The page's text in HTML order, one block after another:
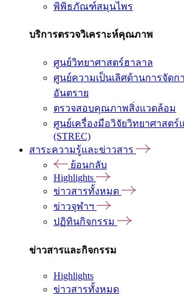
พิพิธภัณฑ์สมุนไพร
บริการตรวจวิเคราะห์คุณภาพ
ศูนย์วิทยาศาสตร์ฮาลาล
ศูนย์ความเป็นเลิศด้านการจัดก
อันตราย
ตรวจสอบคุณภาพสิ่งแวดล้อม
ศูนย์เครื่องมือวิจัยวิทยาศาสตร์
(STREC)
สาระความรู้และข่าวสาร
ย้อนกลับ
Highlights
ข่าวสารทั้งหมด
ข่าวจุฬาฯ
ปฏิทินกิจกรรม
ข่าวสารและกิจกรรม
Highlights
ข่าวสารทั้งหมด